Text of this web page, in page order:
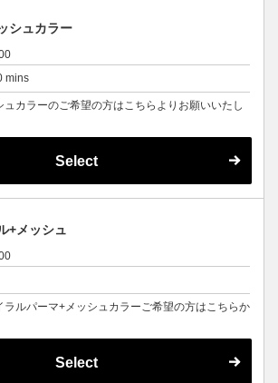
シュカラー
mins
ュカラーのご希望の方はこちらよりお願いいたし
Select
+メッシュ
ラルパーマ+メッシュカラーご希望の方はこちらか
Select